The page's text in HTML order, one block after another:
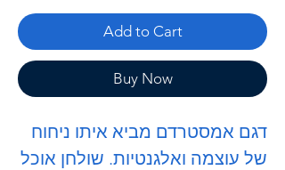
Add to Cart
Buy Now
דגם אמסטרדם מביא איתו ניחוח
של עוצמה ואלגנטיות. שולחן אוכל